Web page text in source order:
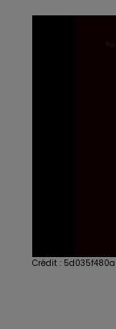
Crédit :